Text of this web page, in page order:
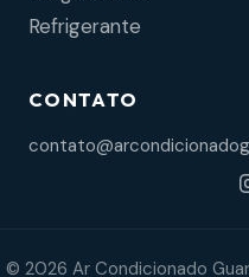
Refrigerante
CONTATO
© 2026 Ar Condicionado